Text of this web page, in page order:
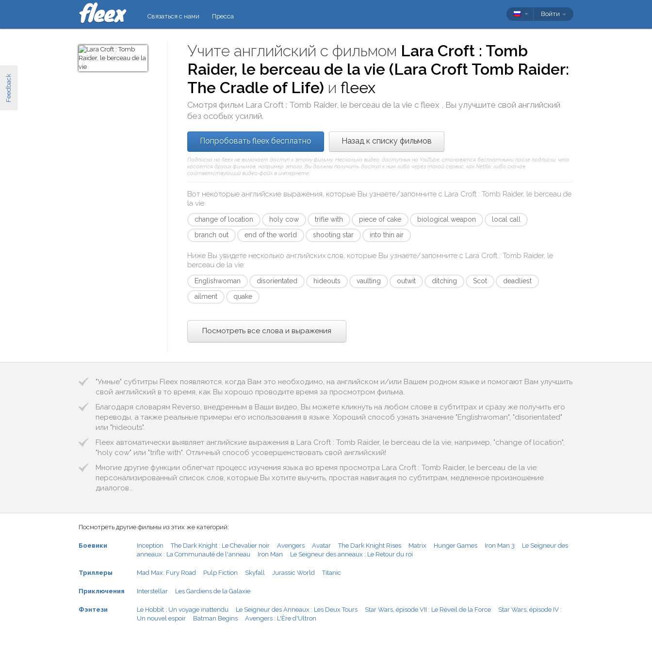
Feedback
Связаться с нами Пресса Войти
Учите английский с фильмом Lara Croft : Tomb
Raider, le berceau de la vie (Lara Croft Tomb Raider:
The Cradle of Life) иfleex
Смотря фильм Lara Croft : Tomb Raider, le berceau de la vie сfleex , Вы улучшите свой английский
без особых усилий.
Попробовать fleex бесплатно Назад к списку фильмов
Подписка на fleex не включает доступ к этому фильму. Несколько видео, доступных на YouTube, становятся бесплатными после подписки; что
касается других фильмов, например этого, Вы должны получить доступ к ним либо через такой сервис, как Netflix, либо скачав
соответствующий видео-файл в интернете.
Вот некоторые английские выражения, которые Вы узнаете/запомните с Lara Croft : Tomb Raider, le berceau de
la vie:
change of location holy cow trifle with piece of cake biological weapon
local call
branch out
end of the world shooting star into thin air
Ниже Вы увидете несколько английских слов, которые Вы узнаете/запомните с Lara Croft : Tomb Raider, le
berceau de la vie:
Englishwoman disorientated hideouts vaulting outwit ditching Scot
deadliest
ailment
quake
Посмотреть все слова и выражения
"Умные" субтитры Fleex появляются, когда Вам это необходимо, на английском и/или Вашем родном языке и помогают Вам улучшить
свой английский в то время, как Вы хорошо проводите время за просмотром фильма.
Благодаря словарям Reverso, внедренным в Ваши видео, Вы можете кликнуть на любом слове в субтитрах и сразу же получить его
переводы, а также реальные примеры его использования в языке. Хороший способ узнать значение "Englishwoman", "disorientated"
или "hideouts".
Fleex автоматически выявляет английские выражения в Lara Croft : Tomb Raider, le berceau de la vie, например, "change of location",
"holy cow" или "trifle with". Отличный способ усовершенствовать свой английский!
Многие другие функции облегчат процесс изучения языка во время просмотра Lara Croft : Tomb Raider, le berceau de la vie:
персонализированный список слов, которые Вы хотите выучить, простая навигация по субтитрам, медленное произношение
диалогов...
Посмотреть другие фильмы из этих же категорий:
Боевики Inception The Dark Knight : Le Chevalier noir Avengers Avatar The Dark Knight Rises Matrix Hunger Games Iron Man 3
Le Seigneur des
anneaux : La Communauté de l'anneau
Iron Man Le Seigneur des anneaux : Le Retour du roi
Триллеры Mad Max: Fury Road Pulp Fiction Skyfall Jurassic World Titanic
Приключения Interstellar Les Gardiens de la Galaxie
Фэнтези Le Hobbit : Un voyage inattendu Le Seigneur des Anneaux : Les Deux Tours Star Wars, épisode VII : Le Réveil de la Force
Star Wars, épisode IV :
Un nouvel espoir
Batman Begins Avengers : L'Ère d'Ultron